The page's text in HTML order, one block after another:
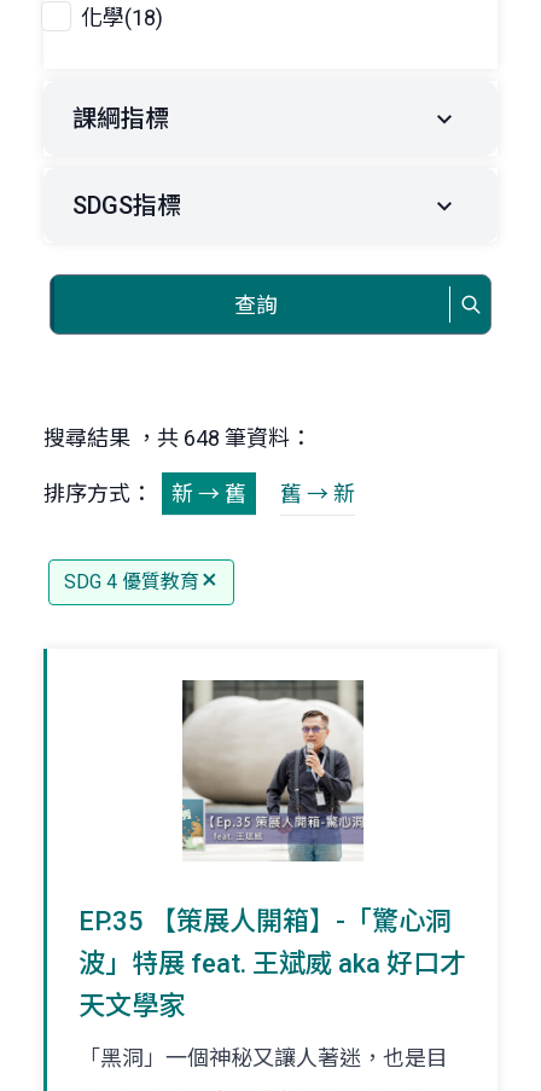
化學(18)
課綱指標
SDGS指標
查詢
搜尋結果 ，共 648 筆資料：
排序方式： 新 → 舊 舊 → 新
SDG 4 優質教育
EP.35 【策展人開箱】-「驚心洞
波」特展 feat. 王斌威 aka 好口才
天文學家
「黑洞」一個神秘又讓人著迷，也是目